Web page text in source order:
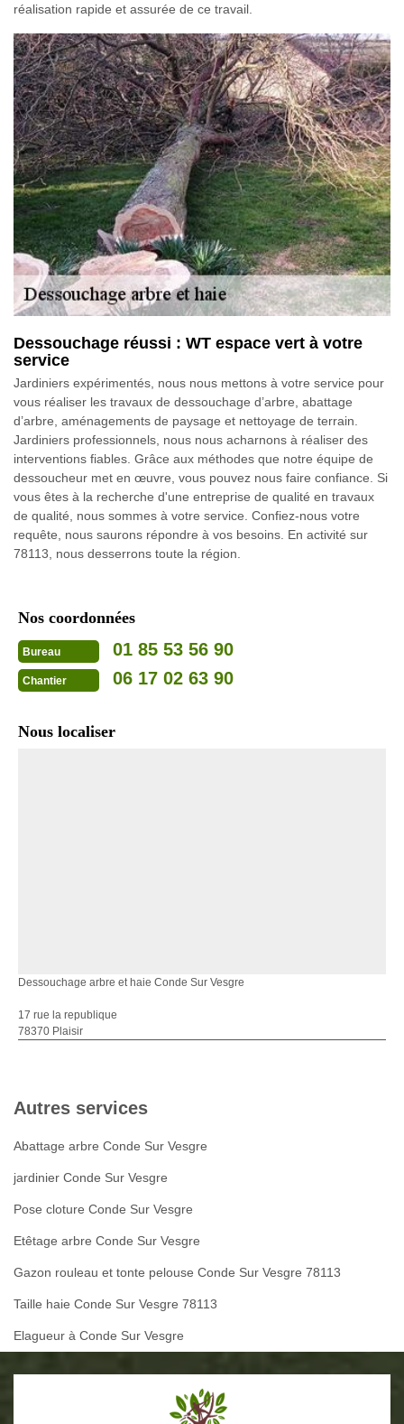
réalisation rapide et assurée de ce travail.
Dessouchage réussi : WT espace vert à votre
service
Jardiniers expérimentés, nous nous mettons à votre service pour
vous réaliser les travaux de dessouchage d’arbre, abattage
d’arbre, aménagements de paysage et nettoyage de terrain.
Jardiniers professionnels, nous nous acharnons à réaliser des
interventions fiables. Grâce aux méthodes que notre équipe de
dessoucheur met en œuvre, vous pouvez nous faire confiance. Si
vous êtes à la recherche d'une entreprise de qualité en travaux
de qualité, nous sommes à votre service. Confiez-nous votre
requête, nous saurons répondre à vos besoins. En activité sur
78113, nous desserrons toute la région.
Nos coordonnées
Bureau 01 85 53 56 90
Chantier 06 17 02 63 90
Nous localiser
Dessouchage arbre et haie Conde Sur Vesgre
17 rue la republique
78370 Plaisir
Autres services
Abattage arbre Conde Sur Vesgre
jardinier Conde Sur Vesgre
Pose cloture Conde Sur Vesgre
Etêtage arbre Conde Sur Vesgre
Gazon rouleau et tonte pelouse Conde Sur Vesgre 78113
Taille haie Conde Sur Vesgre 78113
Elagueur à Conde Sur Vesgre